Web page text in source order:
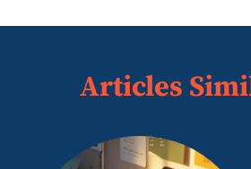
Articles